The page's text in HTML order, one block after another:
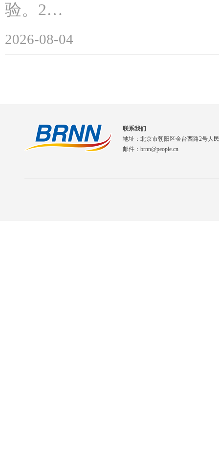
验。2…
2026-08-04
联系我们
地址：北京市朝阳区金台西路2号人
邮件：brnn@people.cn